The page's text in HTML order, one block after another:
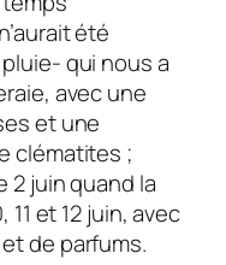
été
qui nous a
avec une
et une
clématites ;
2 juin quand la
11 et 12 juin, avec
de parfums.